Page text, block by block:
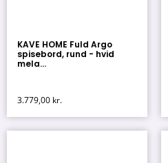
KAVE HOME Fuld Argo
spisebord, rund - hvid
mela...
3.779,00 kr.